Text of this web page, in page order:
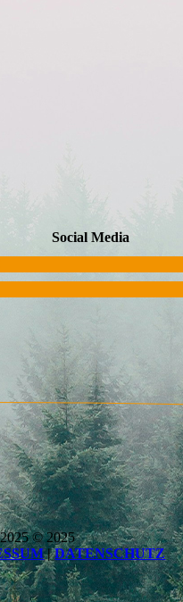
Social Media
© 2025
|DATENSCHUTZ